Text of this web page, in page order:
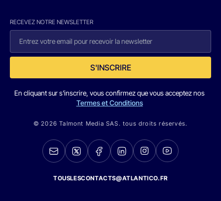
RECEVEZ NOTRE NEWSLETTER
S'INSCRIRE
En cliquant sur s'inscrire, vous confirmez que vous acceptez nos
Termes et Conditions
© 2026 Talmont Media SAS. tous droits réservés.
TOUSLESCONTACTS@ATLANTICO.FR